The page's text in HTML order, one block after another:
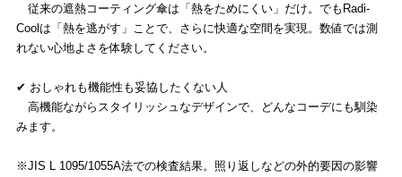
従来の遮熱コーティング傘は「熱をためにくい」だけ。でもRadi-
Coolは「熱を逃がす」ことで、さらに快適な空間を実現。数値では測
れない心地よさを体験してください。
✔ おしゃれも機能性も妥協したくない人
高機能ながらスタイリッシュなデザインで、どんなコーデにも馴染
みます。
※JIS L 1095/1055A法での検査結果。照り返しなどの外的要因の影響